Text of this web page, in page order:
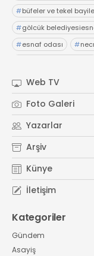
#büfeler ve tekel
#gölcük
#esnaf odası #
Web TV
Foto Galeri
Yazarlar
Arşiv
Künye
İletişim
Kategoriler
Gündem
Asayiş